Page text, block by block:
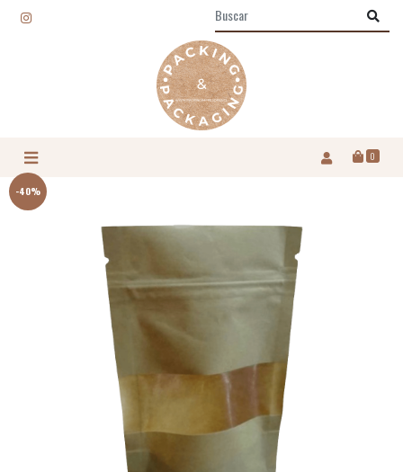
0
-40%